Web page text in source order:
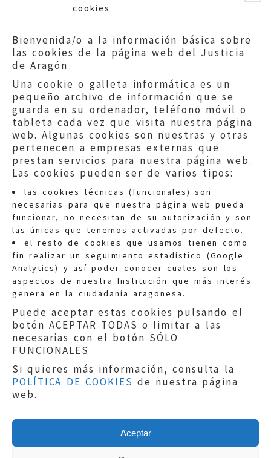
cookies
Bienvenida/o a la información básica sobre
las cookies de la página web del Justicia
de Aragón
Una cookie o galleta informática es un
pequeño archivo de información que se
guarda en su ordenador, teléfono móvil o
tableta cada vez que visita nuestra página
web. Algunas cookies son nuestras y otras
pertenecen a empresas externas que
prestan servicios para nuestra página web.
Las cookies pueden ser de varios tipos:
las cookies técnicas (funcionales) son
necesarias para que nuestra página web pueda
funcionar, no necesitan de su autorización y son
las únicas que tenemos activadas por defecto.
el resto de cookies que usamos tienen como
fin realizar un seguimiento estadístico (Google
Analytics) y así poder conocer cuales son los
aspectos de nuestra Institución que más interés
genera en la ciudadanía aragonesa.
Puede aceptar estas cookies pulsando el
botón ACEPTAR TODAS o limitar a las
necesarias con el botón SÓLO
FUNCIONALES
Si quieres más información, consulta la
POLÍTICA DE COOKIES de nuestra página
web.
Aceptar
Quejas:quejas@eljusticiadearagon.es
Información general:
informacion@eljusticiadearagon.es
Teléfonos:900 210 210/
Aviso legal|Política de privacidad|
Protección de Datos
Política de cookies
Copyright © 2019El Justicia de Aragón|